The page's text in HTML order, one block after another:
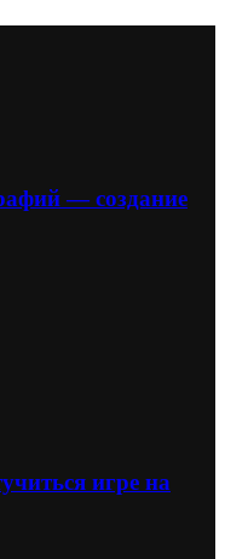
— создание
игре на